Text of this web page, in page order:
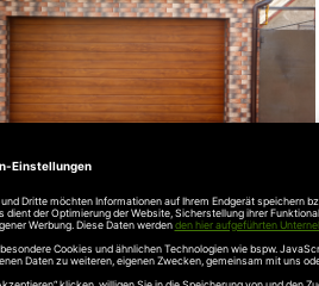
Garagentore – darauf müssen Sie achten